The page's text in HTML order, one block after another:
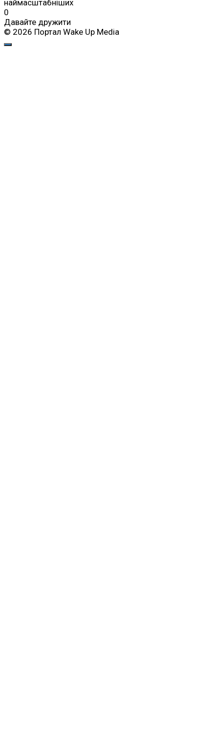
наймасштабніших
0
Давайте дружити
© 2026 Портал Wake Up Media